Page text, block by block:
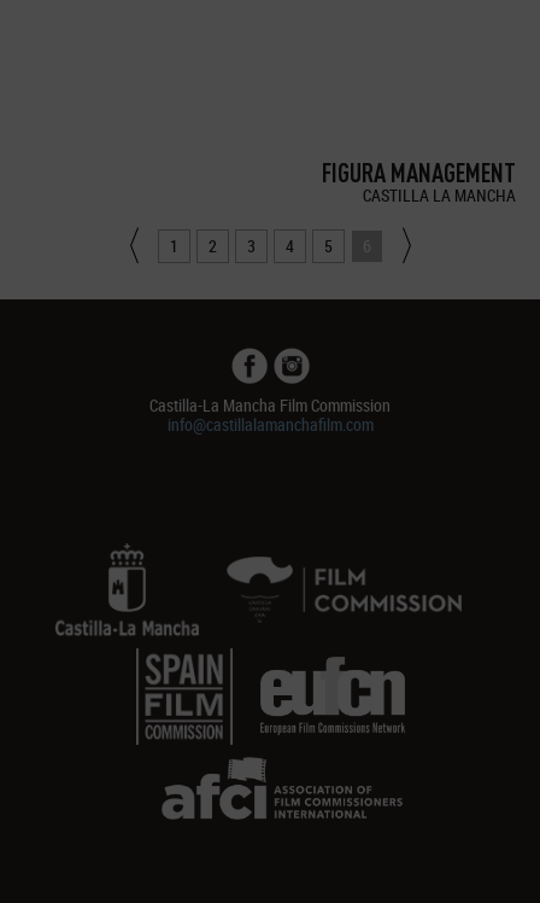
FIGURA MANAGEMENT
CASTILLA LA MANCHA
1 2 3 4 5 6
Castilla-La Mancha Film Commission
info@castillalamanchafilm.com